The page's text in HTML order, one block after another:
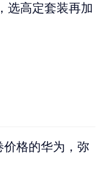
选高定套装再加
格的华为，弥